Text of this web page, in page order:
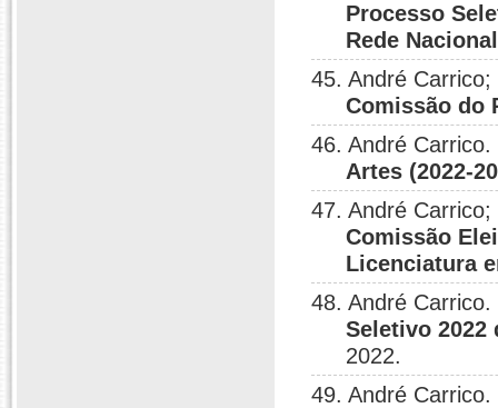
Processo
Rede
45. André
Comissão do
46. André Carrico.
Artes (2022-
47. André
Comissão
Licenciatura
48. André Carrico.
Seletivo 2022
2022.
49. André Carrico.